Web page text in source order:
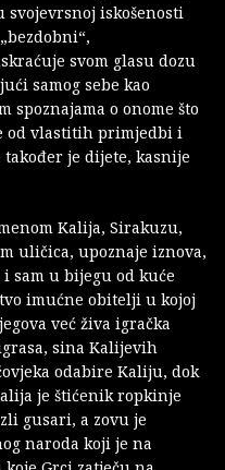
svojevrsnoj iskošenosti
svom glasu dozu
samog sebe kao
spoznajama o onome što
od vlastitih primjedbi i
je dijete, kasnije
Kalija, Sirakuzu,
uličica, upoznaje iznova,
sam u bijegu od kuće
imućne obitelji u kojoj
već živa igračka
sina Kalijevih
odabire Kaliju, dok
je štićenik ropkinje
gusari, a zovu je
naroda koji je na